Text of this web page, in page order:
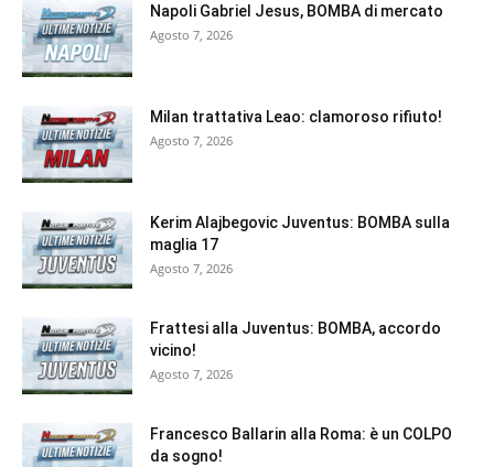
Napoli Gabriel Jesus, BOMBA di mercato
Agosto 7, 2026
Milan trattativa Leao: clamoroso rifiuto!
Agosto 7, 2026
Kerim Alajbegovic Juventus: BOMBA sulla
maglia 17
Agosto 7, 2026
Frattesi alla Juventus: BOMBA, accordo
vicino!
Agosto 7, 2026
Francesco Ballarin alla Roma: è un COLPO
da sogno!